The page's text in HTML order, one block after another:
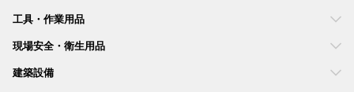
工具・作業用品
現場安全・衛生用品
建築設備